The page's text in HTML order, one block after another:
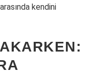
kendini